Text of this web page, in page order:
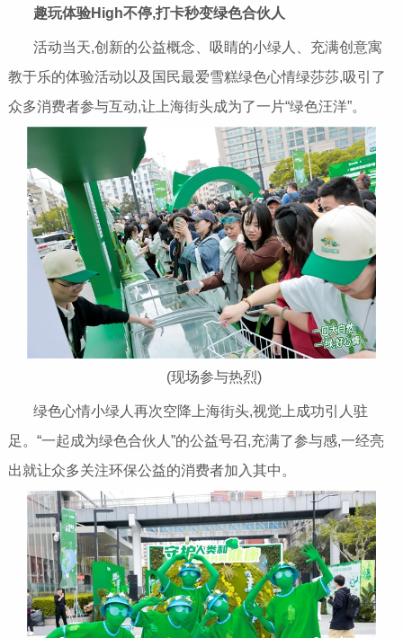
趣玩体验High不停,打卡秒变绿色合伙人
活动当天,创新的公益概念、吸睛的小绿人、充满创意寓
教于乐的体验活动以及国民最爱雪糕绿色心情绿莎莎,吸引了
众多消费者参与互动,让上海街头成为了一片“绿色汪洋”。
(现场参与热烈)
绿色心情小绿人再次空降上海街头,视觉上成功引人驻
足。“一起成为绿色合伙人”的公益号召,充满了参与感,一经亮
出就让众多关注环保公益的消费者加入其中。